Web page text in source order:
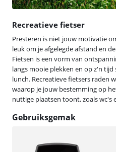
Recreatieve fietser
Presteren is niet jouw motivatie
leuk om je afgelegde afstand en
Fietsen is een vorm van
langs mooie plekken en op z'n
lunch. Recreatieve fietsers raden
waarop je jouw bestemming op
nuttige plaatsen toont, zoals wc's
Gebruiksgemak